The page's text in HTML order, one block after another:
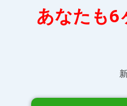
あなたも6